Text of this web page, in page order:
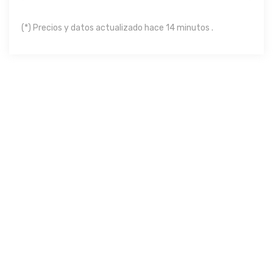
(*) Precios y datos actualizado hace 14 minutos .